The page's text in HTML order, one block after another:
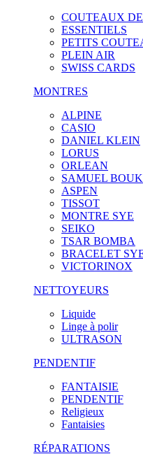
COUTEAUX
ESSENTIELS
PETITS
PLEIN AIR
SWISS CARDS
MONTRES
ALPINE
CASIO
DANIEL KLEIN
LORUS
ORLEAN
SAMUEL
ASPEN
TISSOT
MONTRE SYE
SEIKO
TSAR BOMBA
BRACELET
VICTORINOX
NETTOYEURS
Liquide
Linge à polir
ULTRASON
PENDENTIF
FANTAISIE
PENDENTIF
Religieux
Fantaisies
RÉPARATIONS